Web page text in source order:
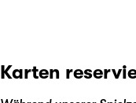
Karten